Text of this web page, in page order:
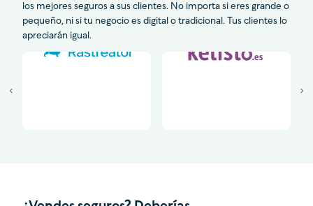
los mejores seguros a sus clientes. No importa si eres grande o
pequeño, ni si tu negocio es digital o tradicional. Tus clientes lo
apreciarán igual.